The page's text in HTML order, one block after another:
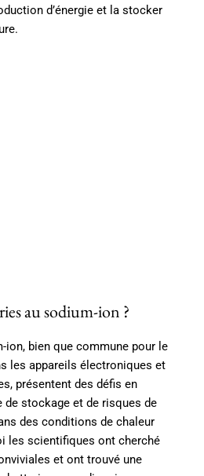
d’énergie et la stocker
au sodium-ion ?
ion, bien que commune pour le
les appareils électroniques et
présentent des défis en
de stockage et de risques de
des conditions de chaleur
les scientifiques ont cherché
et ont trouvé une